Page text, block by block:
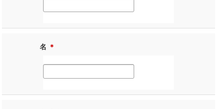
名 ＊